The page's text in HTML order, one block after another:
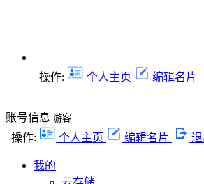
操作: 个人主页 编辑名片
账号信息 游客
操作: 个人主页 编辑名片
我的